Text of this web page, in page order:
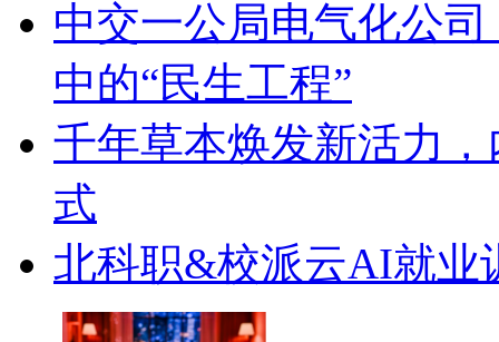
中交一公局电气化公
中的“民生工程”
千年草本焕发新活力
式
北科职&校派云AI就业